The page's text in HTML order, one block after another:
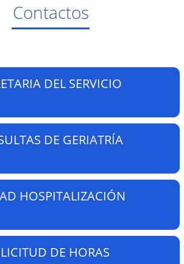
Contactos
DEL SERVICIO
DE GERIATRÍA
HOSPITALIZACIÓN
DE HORAS